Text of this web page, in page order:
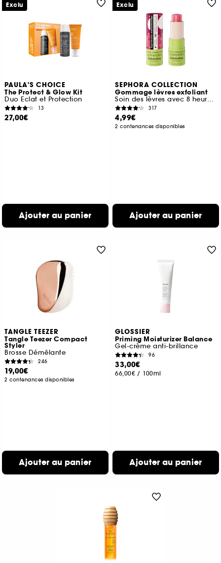
PAULA'S CHOICE
The Protect & Glow Kit
Duo Eclat et Protection
13
27,00€
Ajouter au panier
Exclu
SEPHORA COLLECTION
Gommage lèvres exfoliant
Soin des lèvres avec 8 heures d'hydratation
317
4,99€
2 contenances disponibles
Ajouter au panier
Exclu
TANGLE TEEZER
Tangle Teezer Compact
Styler
Brosse Démêlante
246
19,00€
2 contenances disponibles
Ajouter au panier
GLOSSIER
Priming Moisturizer Balance
Gel-crème anti-brillance
96
33,00€
66,00€ / 100ml
Ajouter au panier